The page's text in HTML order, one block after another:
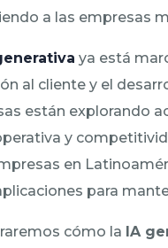
a las empresas
ya está
al cliente y el
están explorando
y
en
para
cómo la IA